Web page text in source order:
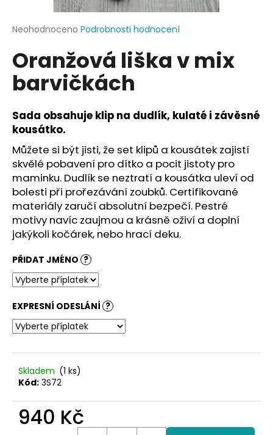
Průměrné
produktu
je
0,0
hvězdiček.
Neohodnoceno Podrobnosti hodnocení
Oranžová liška v mix
barvičkách
Sada obsahuje klip na dudlík, kulaté i závěsné
kousátko.
Můžete si být jisti, že set klipů a kousátek zajistí
skvělé pobavení pro dítko a pocit jistoty pro
maminku. Dudlík se neztratí a kousátka uleví od
bolesti při prořezávání zoubků. Certifikované
materiály zaručí absolutní bezpečí. Pestré
motivy navíc zaujmou a krásně oživí a doplní
jakýkoli kočárek, nebo hrací deku.
PŘIDAT JMÉNO ?
EXPRESNÍ ODESLÁNÍ ?
Skladem (1 ks)
Kód: 3S72
940 Kč
j
t
?
D
o
p
o
u
č
u
j
e
m